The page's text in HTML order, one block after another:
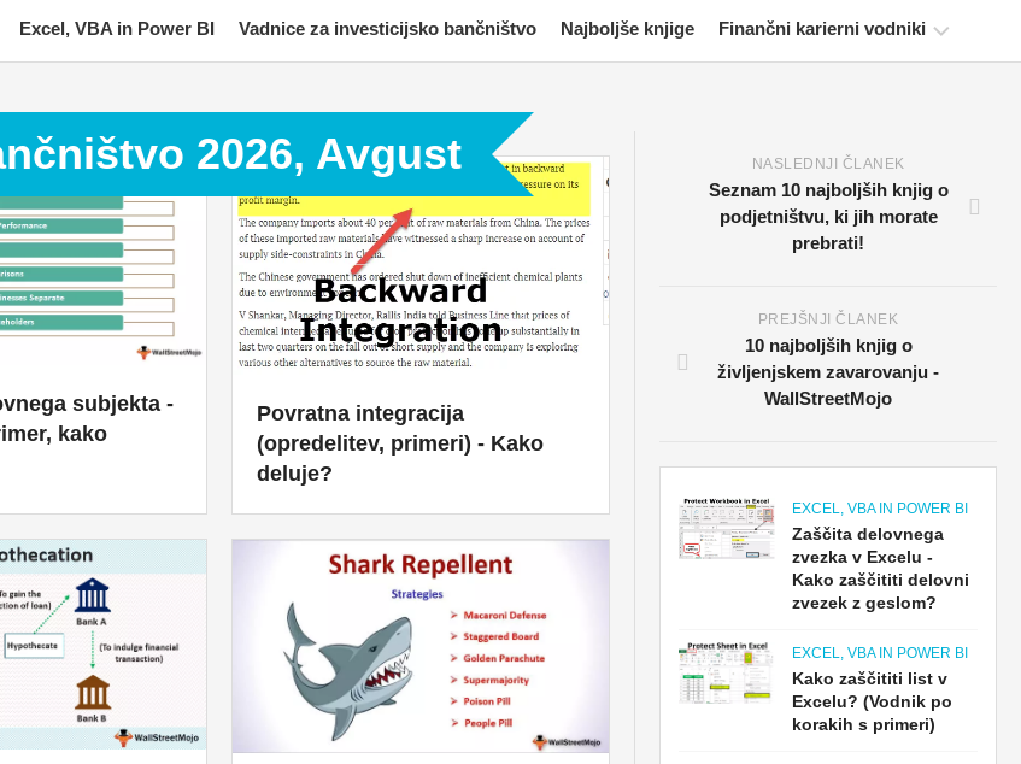
Excel, VBA in Power BI Vadnice za investicijsko bančništvo Najboljše knjige Finančni karierni vodniki
Vadnice
Polna
oblika
obvladovanje
tveganj
2026, Avgust
subjekta -
kako
Povratna integracija
(opredelitev, primeri) - Kako
deluje?
NASLEDNJI ČLANEK
Seznam 10 najboljših knjig o
podjetništvu, ki jih morate
prebrati!
PREJŠNJI ČLANEK
10 najboljših knjig o
življenjskem zavarovanju -
WallStreetMojo
EXCEL, VBA IN POWER BI
Zaščita delovnega
zvezka v Excelu -
Kako zaščititi delovni
zvezek z geslom?
EXCEL, VBA IN POWER BI
Kako zaščititi list v
Excelu? (Vodnik po
korakih s primeri)